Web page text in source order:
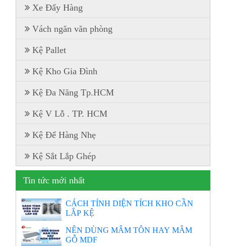
Xe Đẩy Hàng
Vách ngăn văn phòng
Kệ Pallet
Kệ Kho Gia Đình
Kệ Đa Năng Tp.HCM
Kệ V Lỗ . TP. HCM
Kệ Để Hàng Nhẹ
Kệ Sắt Lắp Ghép
Tin tức mới nhất
CÁCH TÍNH DIỆN TÍCH KHO CẦN
LẮP KỆ
NÊN DÙNG MÂM TÔN HAY MÂM
GỖ MDF